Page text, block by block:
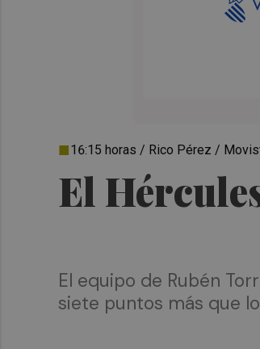
El
16:15 horas / Rico Pérez /
El equipo de Rubén
siete puntos más que